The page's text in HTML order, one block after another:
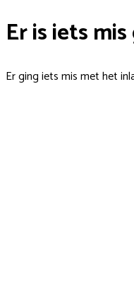
Er is iets
Er ging iets mis met het